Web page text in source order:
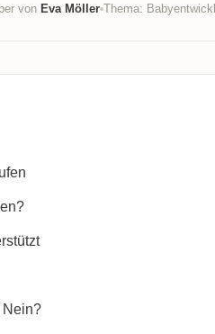
vonEva Möller Thema:
Nein?